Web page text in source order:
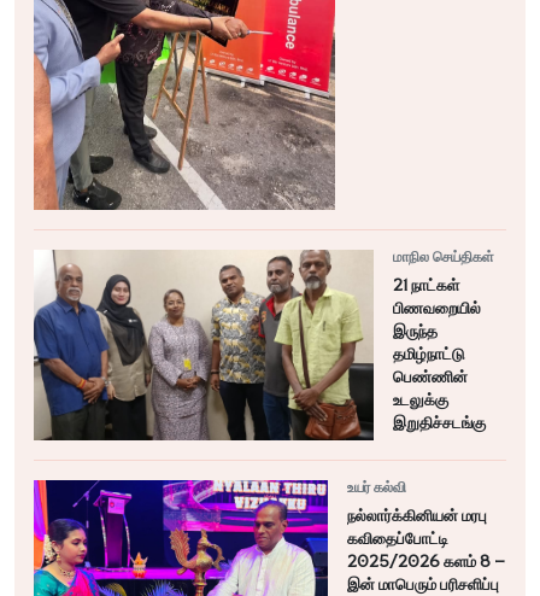
மாநில செய்திகள்
21 நாட்கள்
பிணவறையில்
இருந்த
தமிழ்நாட்டு
பெண்ணின்
உடலுக்கு
இறுதிச்சடங்கு
உயர் கல்வி
நல்லார்க்கினியன் மரபு
கவிதைப்போட்டி
2025/2026 களம் 8 –
இன் மாபெரும் பரிசளிப்பு